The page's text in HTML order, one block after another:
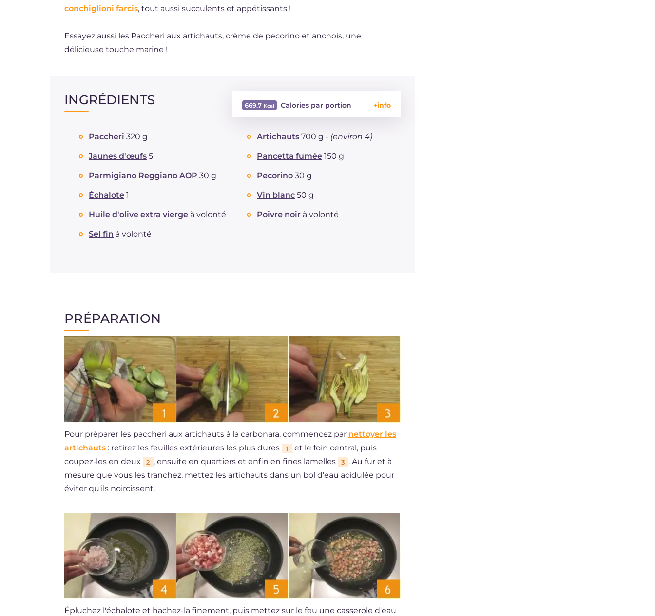
conchiglioni farcis, tout aussi succulents et appétissants !
Essayez aussi les Paccheri aux artichauts, crème de pecorino et anchois, une
délicieuse touche marine !
INGRÉDIENTS 669.7 Calories par portion
Glucides g
Protéine
Graisses
Fibre
Cholestérol
Paccheri 320 g Artichauts 700 g - (environ 4)
Jaunes d'œufs 5 Pancetta fumée 150 g
Parmigiano Reggiano AOP 30 g Pecorino 30 g
Échalote 1 Vin blanc 50 g
Huile d'olive extra vierge à volonté Poivre noir à volonté
Sel fin à volonté
PRÉPARATION
Pour préparer les paccheri aux artichauts à la carbonara, commencez par nettoyer les
artichauts : retirez les feuilles extérieures les plus dures 1
et le foin central, puis
coupez-les en deux
2 , ensuite en quartiers et enfin en fines lamelles 3 . Au fur et à
mesure que vous les tranchez, mettez les artichauts dans un bol d'eau acidulée pour
éviter qu'ils noircissent.
Épluchez l'échalote et hachez-la finement, puis mettez sur le feu une casserole d'eau